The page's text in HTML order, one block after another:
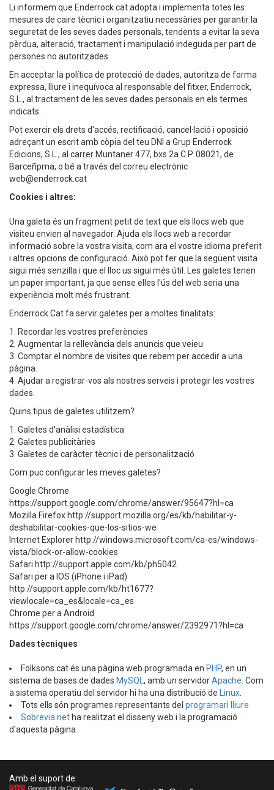
Li informem que Enderrock.cat adopta i implementa totes les
mesures de caire tècnic i organitzatiu necessàries per garantir la
seguretat de les seves dades personals, tendents a evitar la seva
pèrdua, alteració, tractament i manipulació indeguda per part de
persones no autoritzades.
En acceptar la política de protecció de dades, autoritza de forma
expressa, lliure i inequívoca al responsable del fitxer, Enderrock,
S.L., al tractament de les seves dades personals en els termes
indicats.
Pot exercir els drets d'accés, rectificació, cancel·lació i oposició
adreçant un escrit amb còpia del teu DNI a Grup Enderrock
Edicions, S.L., al carrer Muntaner 477, bxs 2a C.P. 08021, de
Barceñpma, o bé a través del correu electrònic
web@enderrock.cat
Cookies i altres:
Una galeta és un fragment petit de text que els llocs web que
visiteu envien al navegador. Ajuda els llocs web a recordar
informació sobre la vostra visita, com ara el vostre idioma preferit
i altres opcions de configuració. Això pot fer que la següent visita
sigui més senzilla i que el lloc us sigui més útil. Les galetes tenen
un paper important, ja que sense elles l'ús del web seria una
experiència molt més frustrant.
Enderrock.Cat fa servir galetes per a moltes finalitats:
1. Recordar les vostres preferències
2. Augmentar la rellevància dels anuncis que veieu
3. Comptar el nombre de visites que rebem per accedir a una
pàgina.
4. Ajudar a registrar-vos als nostres serveis i protegir les vostres
dades.
Quins tipus de galetes utilitzem?
1. Galetes d'anàlisi estadística
2. Galetes publicitàries
3. Galetes de caràcter tècnic i de personalització
Com puc configurar les meves galetes?
Google Chrome
https://support.google.com/chrome/answer/95647?hl=ca
Mozilla Firefox http://support.mozilla.org/es/kb/habilitar-y-
deshabilitar-cookies-que-los-sitios-we
Internet Explorer http://windows.microsoft.com/ca-es/windows-
vista/block-or-allow-cookies
Safari http://support.apple.com/kb/ph5042
Safari per a IOS (iPhone i iPad)
http://support.apple.com/kb/ht1677?
viewlocale=ca_es&locale=ca_es
Chrome per a Android
https://support.google.com/chrome/answer/2392971?hl=ca
Dades tècniques
Folksons.cat és una pàgina web programada en PHP, en un
sistema de bases de dades MySQL , amb un servidorApache . Com
a sistema operatiu del servidor hi ha una distribució de
Linux
Tots ells són programes representants del programari lliure
Sobrevia.net ha realitzat el disseny web i la programació
d'aquesta pàgina.
Amb el suport de: